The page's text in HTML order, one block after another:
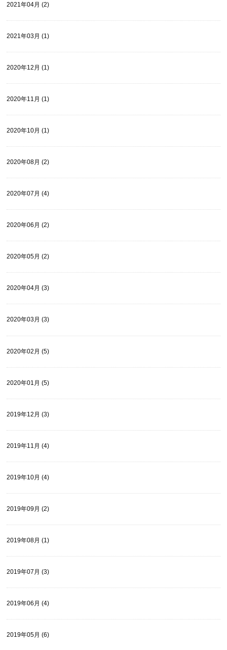
2021年04月 (2)
2021年03月 (1)
2020年12月 (1)
2020年11月 (1)
2020年10月 (1)
2020年08月 (2)
2020年07月 (4)
2020年06月 (2)
2020年05月 (2)
2020年04月 (3)
2020年03月 (3)
2020年02月 (5)
2020年01月 (5)
2019年12月 (3)
2019年11月 (4)
2019年10月 (4)
2019年09月 (2)
2019年08月 (1)
2019年07月 (3)
2019年06月 (4)
2019年05月 (6)